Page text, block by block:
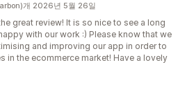
개 2026년 5월 26일
great review! It is so nice to see a long
with our work :) Please know that we
and improving our app in order to
in the ecommerce market! Have a lovely